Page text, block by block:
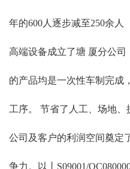
年的600人逐步减至250余人
高端设备成立了塘 厦分公
的产品均是一次性车制完成
工序。 节省了人工、场地
公司及客户的利润空间奠定
争力。以丨S09001/